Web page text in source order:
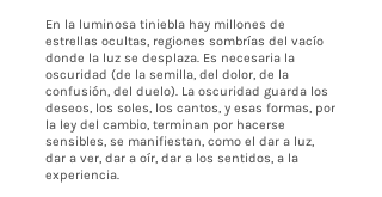
En la luminosa tiniebla hay millones de
estrellas ocultas, regiones sombrías del vacío
donde la luz se desplaza. Es necesaria la
oscuridad (de la semilla, del dolor, de la
confusión, del duelo). La oscuridad guarda los
deseos, los soles, los cantos, y esas formas, por
la ley del cambio, terminan por hacerse
sensibles, se manifiestan, como el dar a luz,
dar a ver, dar a oír, dar a los sentidos, a la
experiencia.